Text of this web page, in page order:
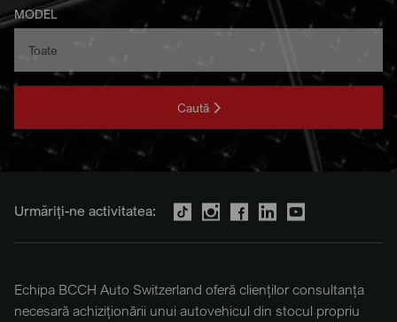
MODEL
Caută
Urmăriți-ne activitatea:
Echipa BCCH Auto Switzerland oferă clienților consultanța
necesară achiziționării unui autovehicul din stocul propriu